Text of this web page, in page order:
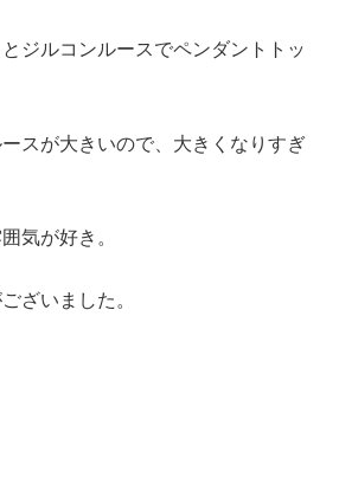
ジルコンルースでペンダントトッ
スが大きいので、大きくなりすぎ
気が好き。
ざいました。